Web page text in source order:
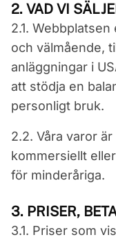
2. VAD VI
2.1.
och välmående,
anläggningar i
att stödja en
personligt bruk.
2.2. Våra varor
kommersiellt
för minderåriga.
3. PRISER,
3.1. Priser som